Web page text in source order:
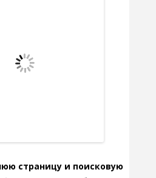
страницу и поисковую